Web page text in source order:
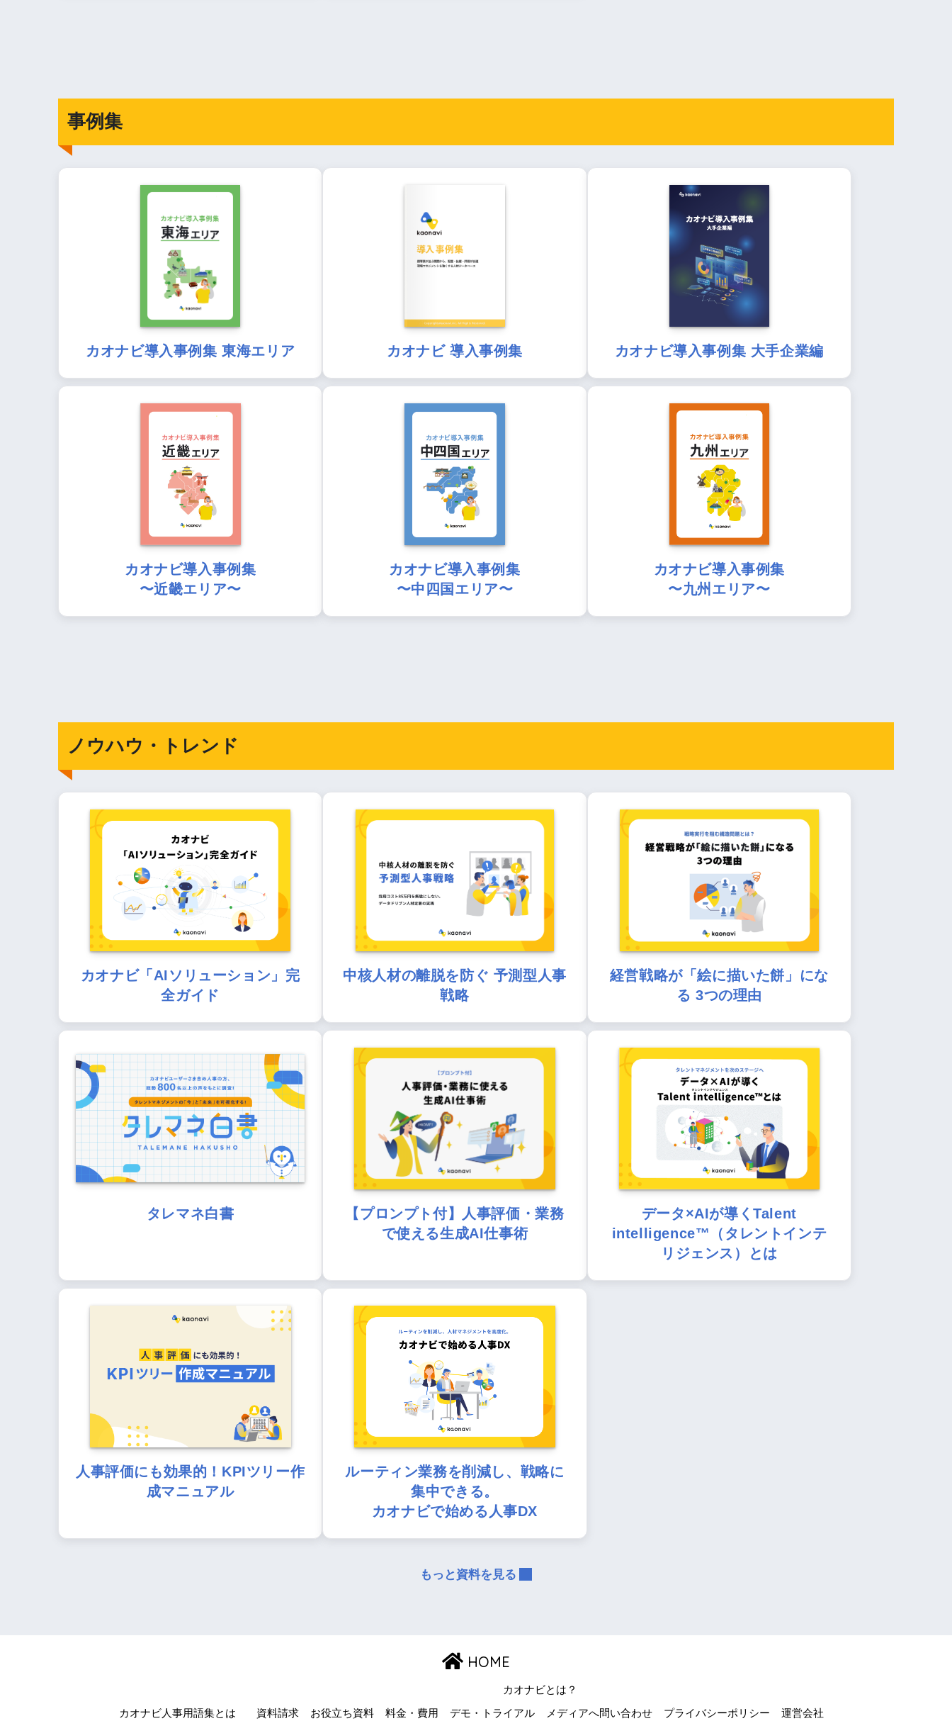
事例集
カオナビ導入事例集 東海エリア カオナビ 導入事例集 カオナビ導入事例集 大手企業編
カオナビ導入事例集
〜近畿エリア〜
カオナビ導入事例集
〜中四国エリア〜
カオナビ導入事例集
〜九州エリア〜
ノウハウ・トレンド
カオナビ「AIソリューション」完
全ガイド
中核人材の離脱を防ぐ 予測型人事
戦略
経営戦略が「絵に描いた餅」にな
る 3つの理由
タレマネ白書
【プロンプト付】人事評価・業務
で使える生成AI仕事術
データ×AIが導くTalent
intelligence™（タレントインテ
リジェンス）とは
人事評価にも効果的！KPIツリー作
成マニュアル
ルーティン業務を削減し、戦略に
集中できる。
カオナビで始める人事DX
もっと資料を見る
HOME
カオナビ人事用語集とは
カオナビとは？
資料請求 お役立ち資料 料金・費用 デモ・トライアル メディアへ問い合わせ プライバシーポリシー 運営会社